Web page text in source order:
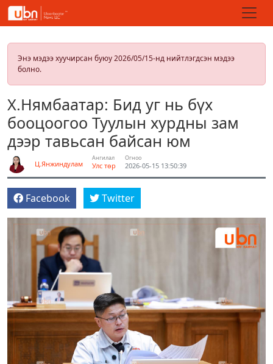
Энэ мэдээ хуучирсан буюу 2026/05/15-нд нийтлэгдсэн мэдээ
болно.
Х.Нямбаатар: Бид уг нь бүх
бооцоогоо Туулын хурдны зам
дээр тавьсан байсан юм
Ц.Янжиндулам
Ангилал
Улс төр
Огноо
2026-05-15 13:50:39
Facebook Twitter